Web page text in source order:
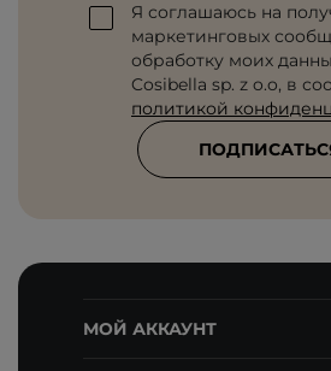
Я соглашаюсь на
маркетинговых
обработку моих
Cosibella sp. z o.o, в
политикой
МОЙ АККАУНТ